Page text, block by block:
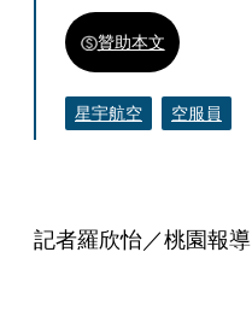
贊助本文
星宇航空 空服員
記者羅欣怡／桃園報導